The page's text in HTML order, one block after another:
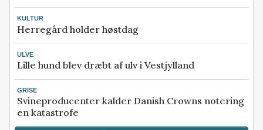
KULTUR
Herregård holder høstdag
ULVE
Lille hund blev dræbt af ulv i Vestjylland
GRISE
Svineproducenter kalder Danish Crowns notering
en katastrofe